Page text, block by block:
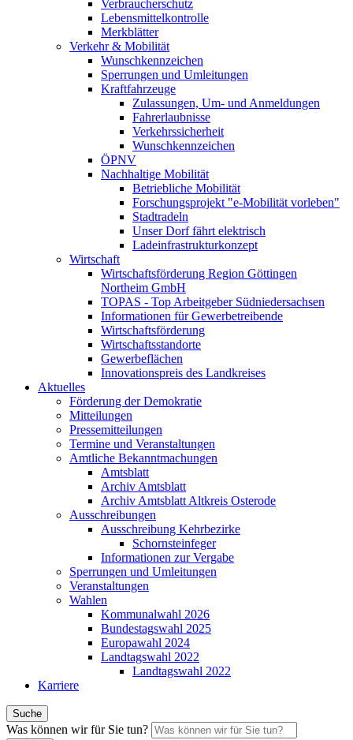
Verbraucherschutz
Lebensmittelkontrolle
Merkblätter
Verkehr & Mobilität
Wunschkennzeichen
Sperrungen und Umleitungen
Kraftfahrzeuge
Zulassungen, Um- und Anmeldungen
Fahrerlaubnisse
Verkehrssicherheit
Wunschkennzeichen
ÖPNV
Nachhaltige Mobilität
Betriebliche Mobilität
Forschungsprojekt "e-Mobilität vorleben"
Stadtradeln
Unser Dorf fährt elektrisch
Ladeinfrastrukturkonzept
Wirtschaft
Wirtschaftsförderung Region Göttingen
Northeim GmbH
TOPAS - Top Arbeitgeber Südniedersachsen
Informationen für Gewerbetreibende
Wirtschaftsförderung
Wirtschaftsstandorte
Gewerbeflächen
Innovationspreis des Landkreises
Aktuelles
Förderung der Demokratie
Mitteilungen
Pressemitteilungen
Termine und Veranstaltungen
Amtliche Bekanntmachungen
Amtsblatt
Archiv Amtsblatt
Archiv Amtsblatt Altkreis Osterode
Ausschreibungen
Ausschreibung Kehrbezirke
Schornsteinfeger
Informationen zur Vergabe
Sperrungen und Umleitungen
Veranstaltungen
Wahlen
Kommunalwahl 2026
Bundestagswahl 2025
Europawahl 2024
Landtagswahl 2022
Landtagswahl 2022
Karriere
Suche
Was können wir für Sie tun?